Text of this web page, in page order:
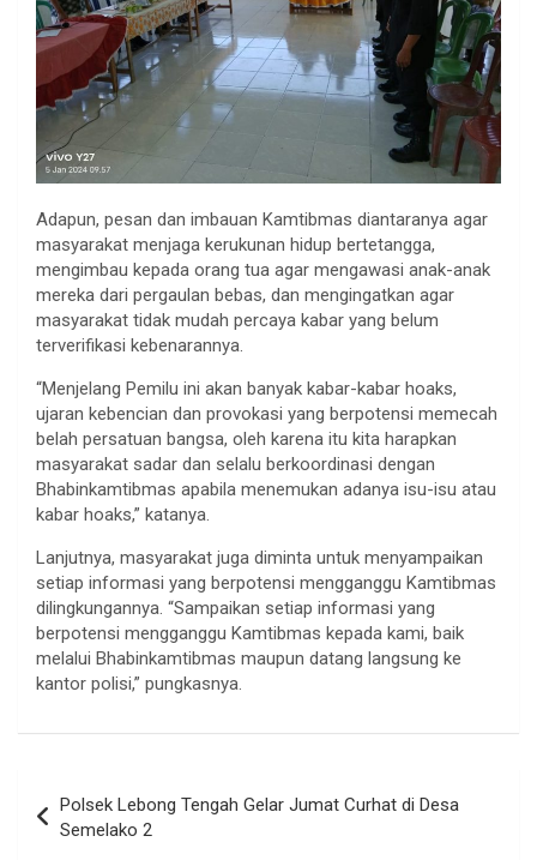
Adapun, pesan dan imbauan Kamtibmas diantaranya agar
masyarakat menjaga kerukunan hidup bertetangga,
mengimbau kepada orang tua agar mengawasi anak-anak
mereka dari pergaulan bebas, dan mengingatkan agar
masyarakat tidak mudah percaya kabar yang belum
terverifikasi kebenarannya.
“Menjelang Pemilu ini akan banyak kabar-kabar hoaks,
ujaran kebencian dan provokasi yang berpotensi memecah
belah persatuan bangsa, oleh karena itu kita harapkan
masyarakat sadar dan selalu berkoordinasi dengan
Bhabinkamtibmas apabila menemukan adanya isu-isu atau
kabar hoaks,” katanya.
Lanjutnya, masyarakat juga diminta untuk menyampaikan
setiap informasi yang berpotensi mengganggu Kamtibmas
dilingkungannya. “Sampaikan setiap informasi yang
berpotensi mengganggu Kamtibmas kepada kami, baik
melalui Bhabinkamtibmas maupun datang langsung ke
kantor polisi,” pungkasnya.
pos
Polsek Lebong Tengah Gelar Jumat Curhat di Desa
Semelako 2